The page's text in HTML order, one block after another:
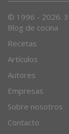
Blog de cocina
Recetas
Artículos
Autores
Empresas
Sobre nosotros